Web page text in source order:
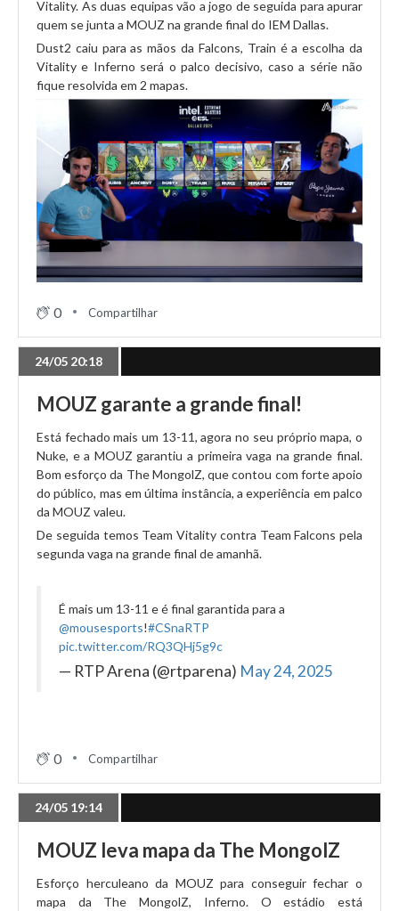
Vitality. As duas equipas vão a jogo de seguida para apurar
quem se junta a MOUZ na grande final do IEM Dallas.
Dust2 caiu para as mãos da Falcons, Train é a escolha da
Vitality e Inferno será o palco decisivo, caso a série não
fique resolvida em 2 mapas.
0 Compartilhar
24/05 20:18
MOUZ garante a grande final!
Está fechado mais um 13-11, agora no seu próprio mapa, o
Nuke, e a MOUZ garantiu a primeira vaga na grande final.
Bom esforço da The MongolZ, que contou com forte apoio
do público, mas em última instância, a experiência em palco
da MOUZ valeu.
De seguida temos Team Vitality contra Team Falcons pela
segunda vaga na grande final de amanhã.
É mais um 13-11 e é final garantida para a
@mousesports!#CSnaRTP
pic.twitter.com/RQ3QHj5g9c
— RTP Arena (@rtparena) May 24, 2025
0 Compartilhar
24/05 19:14
MOUZ leva mapa da The MongolZ
Esforço herculeano da MOUZ para conseguir fechar o
mapa da The MongolZ, Inferno. O estádio está